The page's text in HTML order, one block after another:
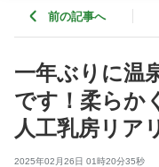
前の記事へ
一年ぶりに温
です！柔らか
人工乳房リア
2025年02月26日 01時20分35秒